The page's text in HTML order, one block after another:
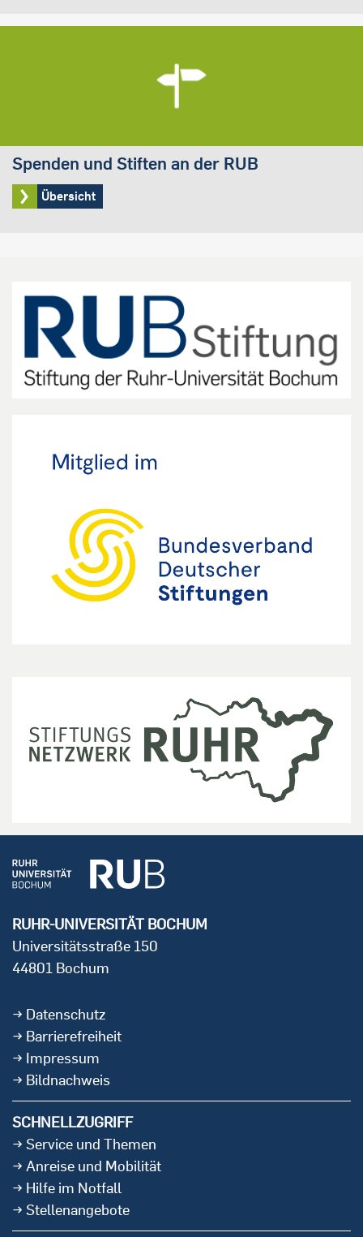
Spenden und Stiften an der RUB
Übersicht
RUHR-UNIVERSITÄT BOCHUM
Universitätsstraße 150
44801 Bochum
Datenschutz
Barrierefreiheit
Impressum
Bildnachweis
SCHNELLZUGRIFF
Service und Themen
Anreise und Mobilität
Hilfe im Notfall
Stellenangebote